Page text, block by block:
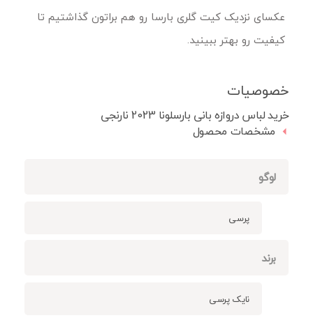
عکسای نزدیک کیت گلری بارسا رو هم براتون گذاشتیم تا
کیفیت رو بهتر ببینید.
خصوصیات
خرید لباس دروازه بانی بارسلونا 2023 نارنجی
مشخصات محصول
لوگو
پرسی
برند
نایک پرسی